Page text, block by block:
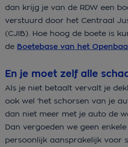
dan krijg je van de RDW een
verstuurd door het Centraal
(CJIB). Hoe hoog de boete is
de Boetebase van het
En je moet zelf alle
Als je niet betaalt vervalt je
ook wel 'het schorsen van je
dan niet meer met je auto de
Dan vergoeden we geen
persoonlijk aansprakelijk voor